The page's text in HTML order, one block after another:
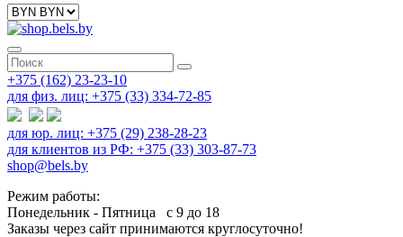
+375 (162) 23-23-10
для физ. лиц: +375 (33) 334-72-85
для юр. лиц: +375 (29) 238-28-23
для клиентов из РФ: +375 (33) 303-87-73
shop@bels.by
Режим работы:
Понедельник - Пятница с 9 до 18
Заказы через сайт принимаются круглосуточно!